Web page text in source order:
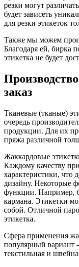
резки могут
будет зависеть
для резки этикеток
Также мы можем
Благодаря ей, бирка
этикетка не будет
заказ
Тканевые (тканые)
очередь
продукции. Для их
пряжа различной
Жаккардовые
Каждому качеству
характеристики, что
дизайну. Некоторые
функции. Например,
кармана. Этикетки
собой. Отличной
этикетка.
Сфера применения
популярный вариант
текстильная и